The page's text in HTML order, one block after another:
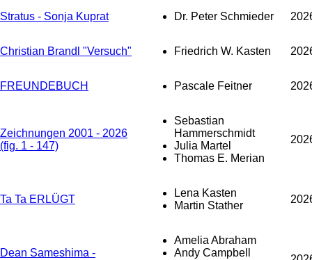
Stratus - Sonja Kuprat
Dr. Peter Schmieder
Christian Brandl "Versuch" Friedrich W. Kasten
FREUNDEBUCH Pascale Feitner
Zeichnungen 2001 - 2026
(fig. 1 - 147)
Sebastian
Hammerschmidt
Julia Martel
Thomas E. Merian
Ta Ta ERLÜGT
Lena Kasten
Martin Stather
Dean Sameshima -
Amelia Abraham
Andy Campbell